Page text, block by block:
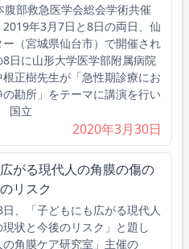
部救急医学会総会学術共催
年3月7日と8日の両日、仙
（宮城県仙台市）で開催され
8日に山形大学医学部附属病院
正樹先生が「急性期診療にお
勘所」をテーマに講演を行い
立
2020年3月30日
がる現代人の角膜の傷の
リスク
、「子どもにも広がる現代人
状と今後のリスク」と題し
角膜ケア研究室」主催の